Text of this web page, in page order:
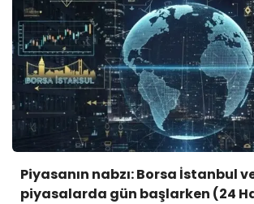
Piyasanın nabzı: Borsa İstanbul
piyasalarda gün başlarken (24